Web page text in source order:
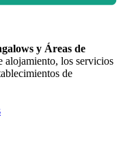
y Áreas de
alojamiento, los servicios
de